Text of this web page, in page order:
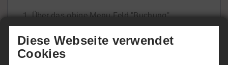
1. Über das obige Menu-Feld "Buchung"
Tennisfelder.
In der Tagesansicht oder der Wochenansicht
Diese Webseite verwendet
Cookies